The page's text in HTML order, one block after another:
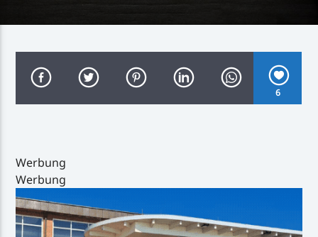
Inselradio Föhr
6
Werbung
Werbung